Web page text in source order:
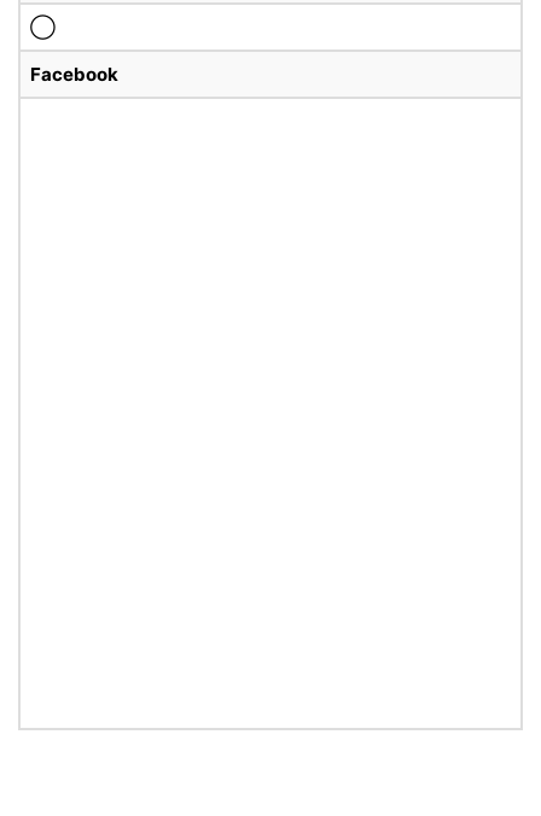
◯
Facebook